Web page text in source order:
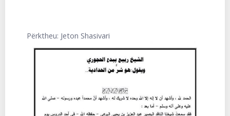
Përktheu: Jeton Shasivari